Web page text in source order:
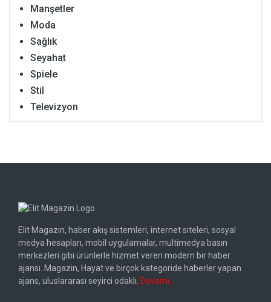
Manşetler
Moda
Sağlık
Seyahat
Spiele
Stil
Televizyon
Elit Magazin, haber akış sistemleri, internet siteleri, sosyal
medya hesapları, mobil uygulamalar, multimedya basın
merkezleri gibi ürünlerle hizmet veren modern bir haber
ajansı. Magazin, Hayat ve birçok kategoride haberler yapan
ajans, uluslararası seyirci odaklı. Devamı…